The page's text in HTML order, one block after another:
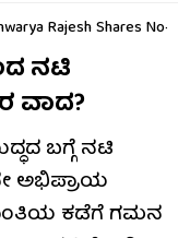
Rajesh Shares
ನಟಿ
ವಾದ?
ಬಗ್ಗೆ ನಟಿ
ಅಭಿಪ್ರಾಯ
ಕಡೆಗೆ ಗಮನ